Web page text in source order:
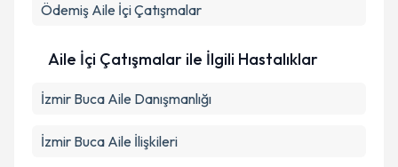
Ödemiş Aile İçi Çatışmalar
Aile İçi Çatışmalar ile İlgili Hastalıklar
İzmir Buca Aile Danışmanlığı
İzmir Buca Aile İlişkileri